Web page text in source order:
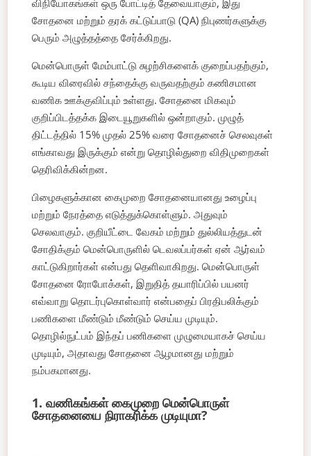
சோதனை மற்றும் தரக் கட்டுப்பாடு (QA) நிபுணர்களுக்கு
பெரும் அழுத்தத்தை சேர்க்கிறது.
மென்பொருள் மேம்பாட்டு சுழற்சிகளைக் குறைப்பதற்கும்,
கூடிய விரைவில் சந்தைக்கு வருவதற்கும் கணிசமான
வணிக ஊக்குவிப்பும் உள்ளது. சோதனை மிகவும்
குறிப்பிடத்தக்க இடையூறுகளில் ஒன்றாகும். முழுத்
திட்டத்தில் 15% முதல் 25% வரை சோதனைச் செலவுகள்
எங்காவது இருக்கும் என்று தொழில்துறை விதிமுறைகள்
தெரிவிக்கின்றன.
பிழைகளுக்கான கைமுறை சோதனையானது உழைப்பு
மற்றும் நேரத்தை எடுத்துக்கொள்ளும். அதுவும்
செலவாகும். குறியீட்டை வேகம் மற்றும் துல்லியத்துடன்
சோதிக்கும் மென்பொருளில் டெவலப்பர்கள் ஏன் ஆர்வம்
காட்டுகிறார்கள் என்பது தெளிவாகிறது. மென்பொருள்
சோதனை ரோபோக்கள், இறுதித் தயாரிப்பில் பயனர்
எவ்வாறு தொடர்புகொள்வார் என்பதைப் பிரதிபலிக்கும்
பணிகளை மீண்டும் மீண்டும் செய்ய முடியும்.
தொழில்நுட்பம் இந்தப் பணிகளை முழுமையாகச் செய்ய
முடியும், அதாவது சோதனை ஆழமானது மற்றும்
நம்பகமானது.
1. வணிகங்கள் கைமுறை மென்பொருள்
சோதனையை நிராகரிக்க முடியுமா?